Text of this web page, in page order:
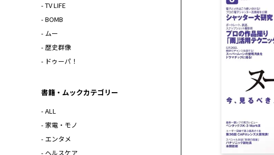
- TV LIFE
- BOMB
- ムー
- 歴史群像
- ドゥーパ！
書籍・ムックカテゴリー
- ALL
- 家電・モノ
- エンタメ
- ヘルスケア